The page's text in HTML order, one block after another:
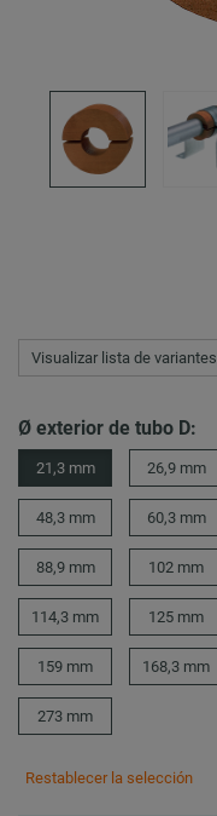
Visualizar lista de variantes
Ø exterior de tubo D:
21,3 mm 26,9 mm
48,3 mm 60,3 mm
88,9 mm 102 mm
114,3 mm 125 mm
159 mm 168,3 mm
273 mm
Restablecer la selección